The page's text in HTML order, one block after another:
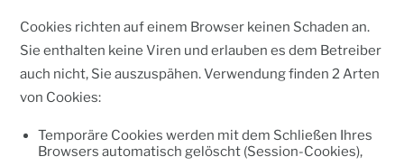
Cookies richten auf einem Browser keinen Schaden an.
Sie enthalten keine Viren und erlauben es dem Betreiber
auch nicht, Sie auszuspähen. Verwendung finden 2 Arten
von Cookies:
Temporäre Cookies werden mit dem Schließen Ihres
Browsers automatisch gelöscht (Session-Cookies),